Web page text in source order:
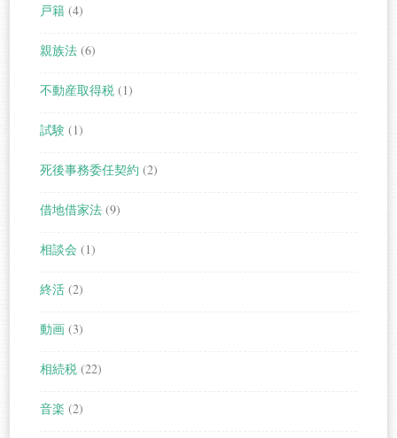
戸籍 (4)
親族法 (6)
不動産取得税 (1)
試験 (1)
死後事務委任契約 (2)
借地借家法 (9)
相談会 (1)
終活 (2)
動画 (3)
相続税 (22)
音楽 (2)